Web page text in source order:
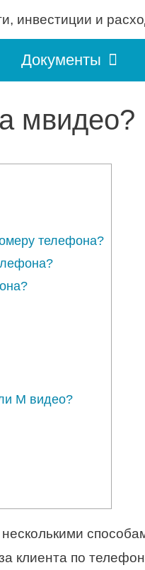
Документы
мвидео?
телефона?
М видео?
клиента по